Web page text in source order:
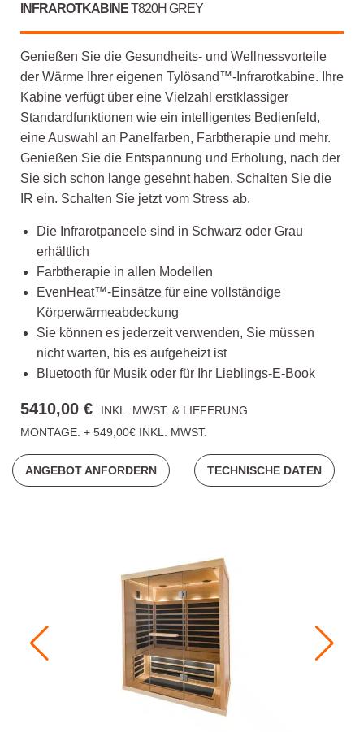
INFRAROTKABINET820H GREY
Genießen Sie die Gesundheits- und Wellnessvorteile
der Wärme Ihrer eigenen Tylösand™-Infrarotkabine. Ihre
Kabine verfügt über eine Vielzahl erstklassiger
Standardfunktionen wie ein intelligentes Bedienfeld,
eine Auswahl an Panelfarben, Farbtherapie und mehr.
Genießen Sie die Entspannung und Erholung, nach der
Sie sich schon lange gesehnt haben. Schalten Sie die
IR ein. Schalten Sie jetzt vom Stress ab.
Die Infrarotpaneele sind in Schwarz oder Grau
erhältlich
Farbtherapie in allen Modellen
EvenHeat™-Einsätze für eine vollständige
Körperwärmeabdeckung
Sie können es jederzeit verwenden, Sie müssen
nicht warten, bis es aufgeheizt ist
Bluetooth für Musik oder für Ihr Lieblings-E-Book
5410,00 €
INKL. MWST. & LIEFERUNG
MONTAGE: + 549,00€ INKL. MWST.
ANGEBOT ANFORDERN TECHNISCHE DATEN